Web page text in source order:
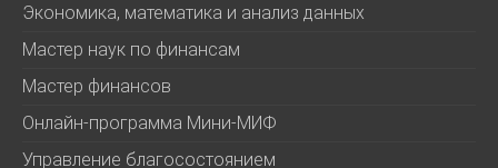
Экономика, математика и анализ данных
Мастер наук по финансам
Мастер финансов
Онлайн-программа Мини-МИФ
Управление благосостоянием